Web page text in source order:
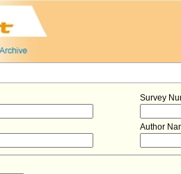
Survey
Author